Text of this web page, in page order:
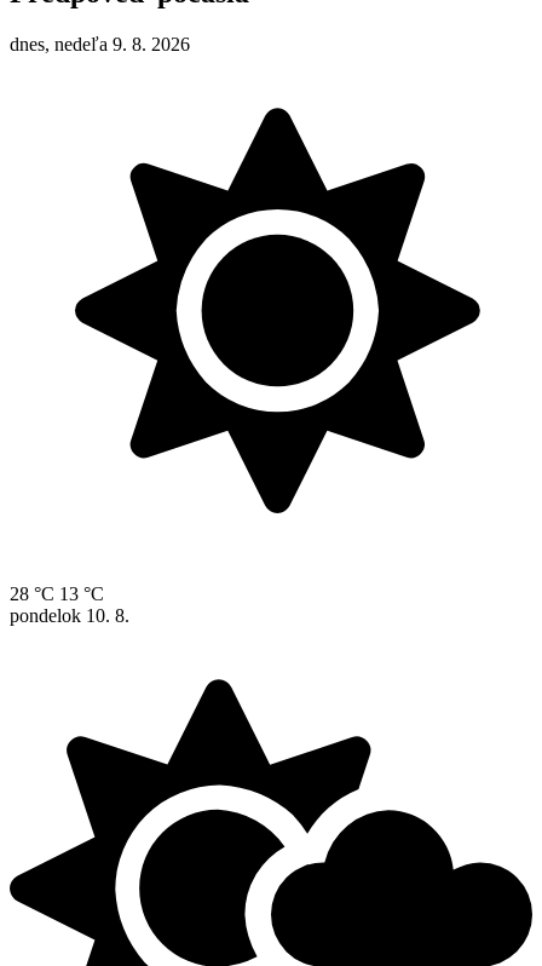
dnes, nedeľa 9. 8. 2026
28 °C 13 °C
pondelok 10. 8.